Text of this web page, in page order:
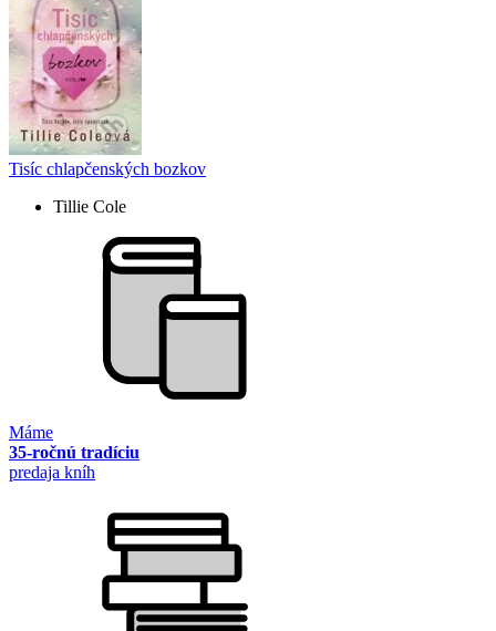
Tisíc chlapčenských bozkov
Tillie Cole
Máme
35-ročnú tradíciu
predaja kníh